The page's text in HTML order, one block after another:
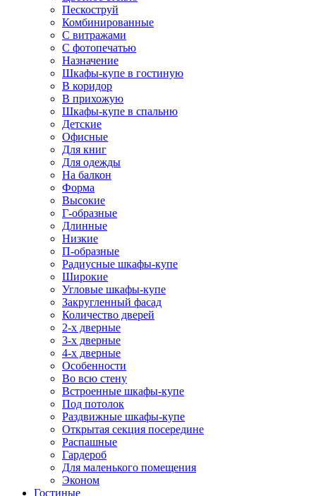
Пескоструй
Комбинированные
С витражами
С фотопечатью
Назначение
Шкафы-купе в гостиную
В коридор
В прихожую
Шкафы-купе в спальню
Детские
Офисные
Для книг
Для одежды
На балкон
Форма
Высокие
Г-образные
Длинные
Низкие
П-образные
Радиусные шкафы-купе
Широкие
Угловые шкафы-купе
Закругленный фасад
Количество дверей
2-х дверные
3-х дверные
4-х дверные
Особенности
Во всю стену
Встроенные шкафы-купе
Под потолок
Раздвижные шкафы-купе
Открытая секция посередине
Распашные
Гардероб
Для маленького помещения
Эконом
Гостиные